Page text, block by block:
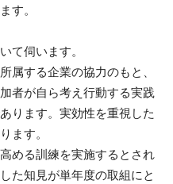
す。
て伺います。
属する企業の協力のもと、
者が自ら考え行動する実践
ります。実効性を重視した
ます。
める訓練を実施するとされ
た知見が単年度の取組にと